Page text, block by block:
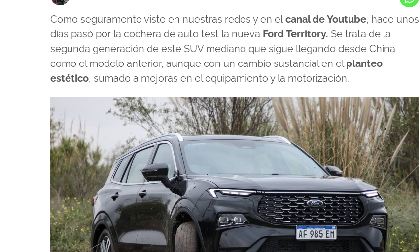
Como seguramente viste en nuestras redes y en elcanal de Youtube, hace unos
días pasó por la cochera de auto test la nueva Ford Territory. Se trata de la
segunda generación de este SUV mediano que sigue llegando desde China
como el modelo anterior, aunque con un cambio sustancial en elplanteo
estético, sumado a mejoras en el equipamiento y la motorización.